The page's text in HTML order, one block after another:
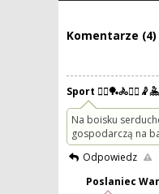
Komentarze (4)
Sport 🤸‍♀️🏓🚴🏃‍♂️🤾🤽
Na boisku
gospodarczą na
Odpowiedz
Poslaniec